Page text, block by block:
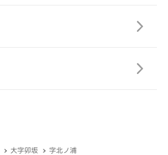
大字卯坂 字北ノ浦